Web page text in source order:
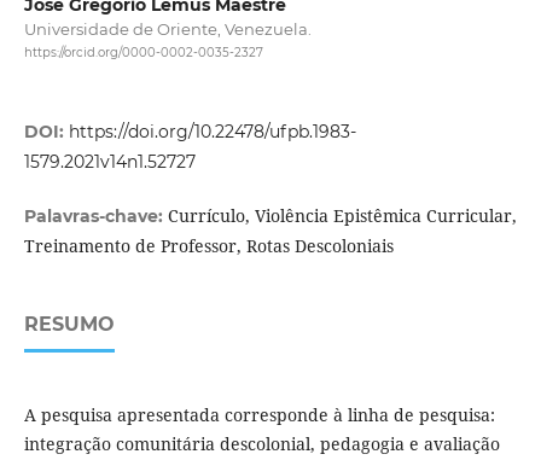
Jose Gregorio Lemus Maestre
Universidade de Oriente, Venezuela.
https://orcid.org/0000-0002-0035-2327
DOI: https://doi.org/10.22478/ufpb.1983-
1579.2021v14n1.52727
Palavras-chave: Currículo, Violência Epistêmica Curricular,
Treinamento de Professor, Rotas Descoloniais
RESUMO
A pesquisa apresentada corresponde à linha de pesquisa:
integração comunitária descolonial, pedagogia e avaliação